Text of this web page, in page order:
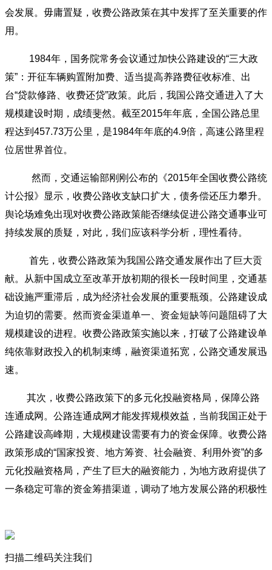
会发展。毋庸置疑，收费公路政策在其中发挥了至关重要的作
用。
1984年，国务院常务会议通过加快公路建设的“三大政
策”：开征车辆购置附加费、适当提高养路费征收标准、出
台“贷款修路、收费还贷”政策。此后，我国公路交通进入了大
规模建设时期，成绩斐然。截至2015年年底，全国公路总里
程达到457.73万公里，是1984年年底的4.9倍，高速公路里程
位居世界首位。
然而，交通运输部刚刚公布的《2015年全国收费公路统
计公报》显示，收费公路收支缺口扩大，债务偿还压力攀升。
舆论场难免出现对收费公路政策能否继续促进公路交通事业可
持续发展的质疑，对此，我们应该科学分析，理性看待。
首先，收费公路政策为我国公路交通发展作出了巨大贡
献。从新中国成立至改革开放初期的很长一段时间里，交通基
础设施严重滞后，成为经济社会发展的重要瓶颈。公路建设成
为迫切的需要。然而资金渠道单一、资金短缺等问题阻碍了大
规模建设的进程。收费公路政策实施以来，打破了公路建设单
纯依靠财政投入的机制束缚，融资渠道拓宽，公路交通发展迅
速。
其次，收费公路政策下的多元化投融资格局，保障公路
连通成网。公路连通成网才能发挥规模效益，当前我国正处于
公路建设高峰期，大规模建设需要有力的资金保障。收费公路
政策形成的“国家投资、地方筹资、社会融资、利用外资”的多
元化投融资格局，产生了巨大的融资能力，为地方政府提供了
一条稳定可靠的资金筹措渠道，调动了地方发展公路的积极性
再次，收费公路政策能够缓解公路养护资金供给不足的问
扫描二维码关注我们